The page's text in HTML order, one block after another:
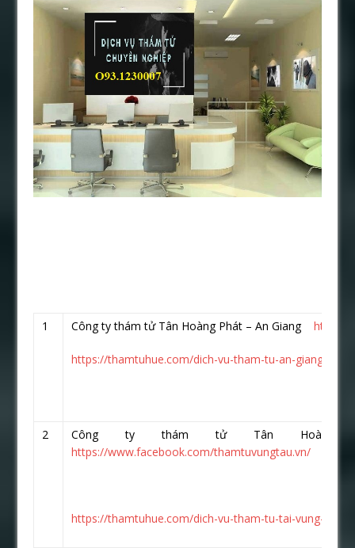
1 Công ty thám tử Tân Hoàng Phát – An Gianghttps://
https://thamtuhue.com/dich-vu-tham-tu-an-giang-uy-
2
Công ty thám tử Tân Hoàng
https://www.facebook.com/thamtuvungtau.vn/
https://thamtuhue.com/dich-vu-tham-tu-tai-vung-tau-